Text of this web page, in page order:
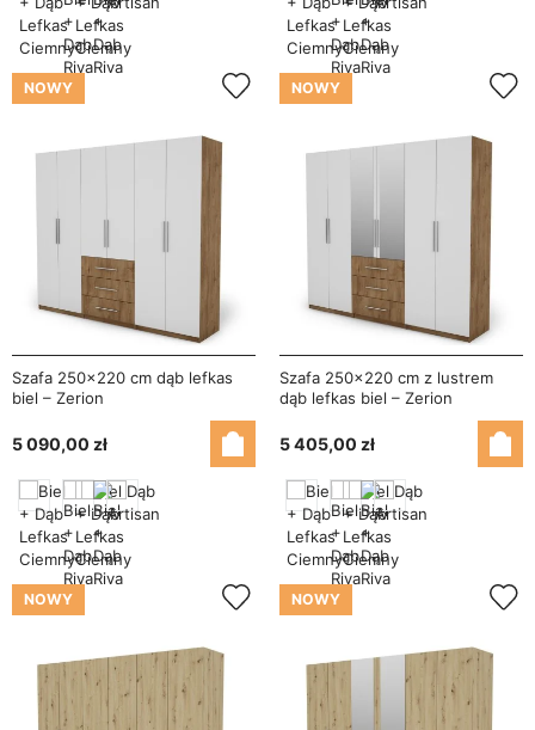
NOWY
Szafa 250x220 cm dąb lefkas
biel – Zerion
5 090,00 zł
NOWY
Szafa 250x220 cm z lustrem
dąb lefkas biel – Zerion
5 405,00 zł
NOWY NOWY